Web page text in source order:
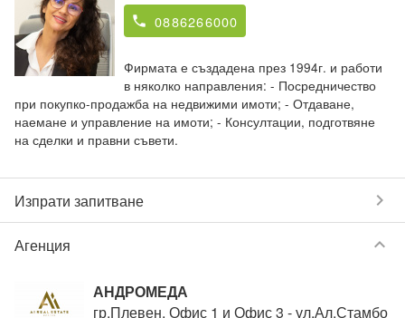
phone 0886266000
Фирмата е създадена през 1994г. и работи
в няколко направления: - Посредничество
при покупко-продажба на недвижими имоти; - Отдаване,
наемане и управление на имоти; - Консултации, подготвяне
на сделки и правни съвети.
Изпрати запитване chevron_right
Агенция keyboard_arrow_down
АНДРОМЕДА
гр.Плевен, Офис 1 и Офис 3 - ул.Ал.Стамбо